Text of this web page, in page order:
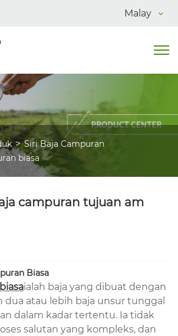
Malay
Siri Baja Campuran
biasa
campuran tujuan am
Biasa
ialah baja yang dibuat dengan
atau lebih baja unsur tunggal
dalam kadar tertentu. Ia tidak
salutan yang kompleks, dan